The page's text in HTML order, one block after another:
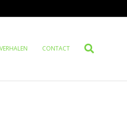
VERHALEN CONTACT